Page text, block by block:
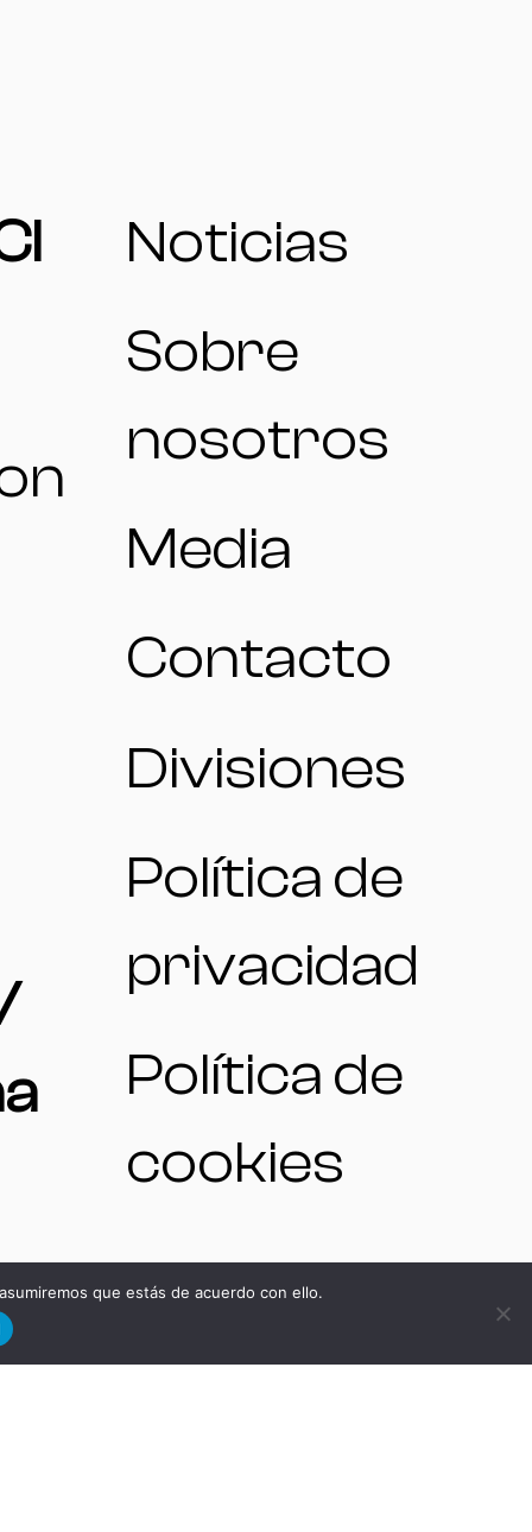
Noticias
Sobre
nosotros
Media
Contacto
Divisiones
Política de
privacidad
Política de
cookies
que estás de acuerdo con ello.